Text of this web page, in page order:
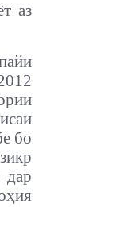
аз
бо
дар